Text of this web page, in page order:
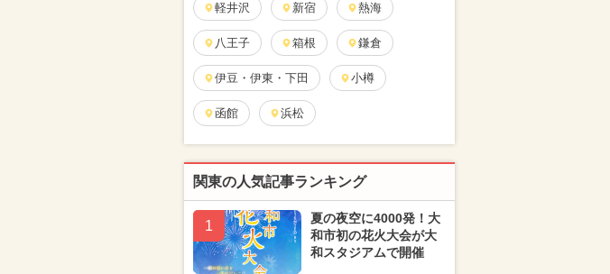
軽井沢 新宿 熱海
八王子 箱根 鎌倉
伊豆・伊東・下田 小樽
函館 浜松
関東の人気記事ランキング
1
夏の夜空に4000発！大
和市初の花火大会が大
和スタジアムで開催